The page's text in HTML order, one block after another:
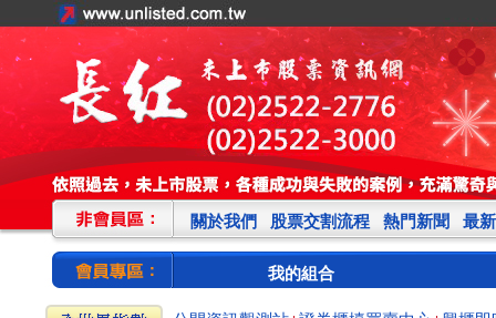
關於我們 股票交割流程 熱門新聞 最
我的組合